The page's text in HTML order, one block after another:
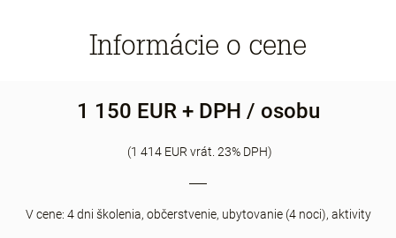
Informácie o cene
1 150 EUR + DPH / osobu
(1 414 EUR vrát. 23% DPH)
V cene: 4 dni školenia, občerstvenie, ubytovanie (4 noci), aktivity